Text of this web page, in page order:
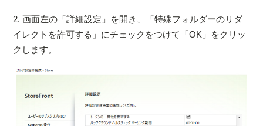
2. 画面左の「詳細設定」を開き、「特殊フォルダーのリダ
イレクトを許可する」にチェックをつけて「OK」をクリッ
クします。